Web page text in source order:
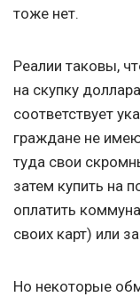
тоже нет.
Реалии таковы,
на скупку
соответствует
граждане не
туда свои
затем купить на
оплатить
своих карт) или
Но некоторые